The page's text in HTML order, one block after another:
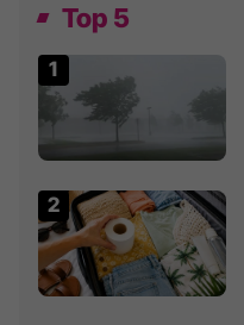
Top 5